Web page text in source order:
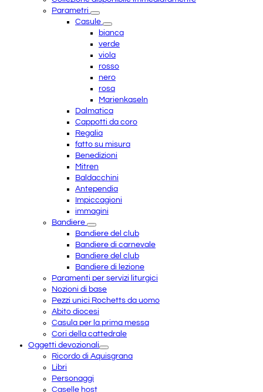
Parametri
Casule
bianca
verde
viola
rosso
nero
rosa
Marienkaseln
Dalmatica
Cappotti da coro
Regalia
fatto su misura
Benedizioni
Mitren
Baldacchini
Antependia
Impiccagioni
immagini
Bandiere
Bandiere del club
Bandiere di carnevale
Bandiere del club
Bandiere di lezione
Paramenti per servizi liturgici
Nozioni di base
Pezzi unici Rochetts da uomo
Abito diocesi
Casula per la prima messa
Cori della cattedrale
Oggetti devozionali
Ricordo di Aquisgrana
Libri
Personaggi
Caselle host